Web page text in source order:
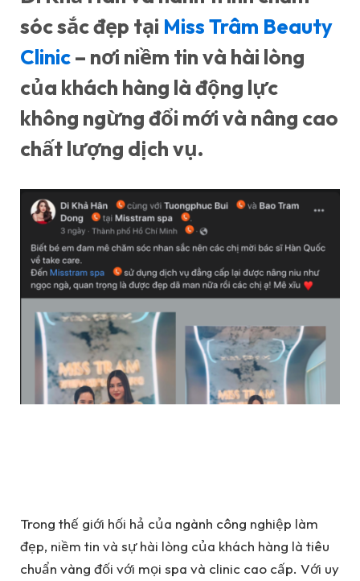
sóc sắc đẹp tại Miss Trâm Beauty
Clinic– nơi niềm tin và hài lòng
của khách hàng là động lực
không ngừng đổi mới và nâng cao
chất lượng dịch vụ.
Trong thế giới hối hả của ngành công nghiệp làm
đẹp, niềm tin và sự hài lòng của khách hàng là tiêu
chuẩn vàng đối với mọi spa và clinic cao cấp. Với uy